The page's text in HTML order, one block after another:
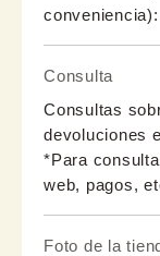
Consulta
Consultas
devoluciones
*Para
web, pagos,
Foto de la